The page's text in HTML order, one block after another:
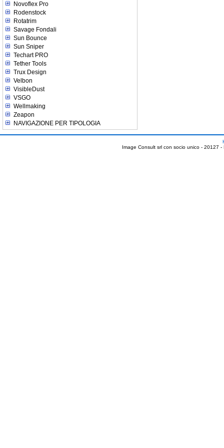
Novoflex Pro
Rodenstock
Rotatrim
Savage Fondali
Sun Bounce
Sun Sniper
Techart PRO
Tether Tools
Trux Design
Velbon
VisibleDust
VSGO
Wellmaking
Zeapon
NAVIGAZIONE PER TIPOLOGIA
Image Consult srl con socio unico - 20127